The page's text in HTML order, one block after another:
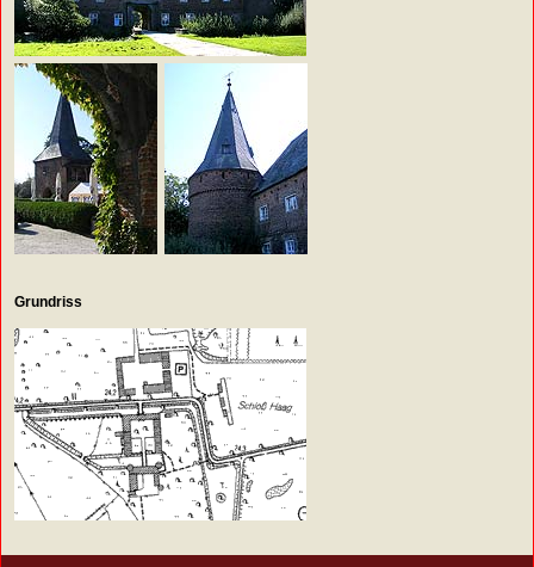
Grundriss